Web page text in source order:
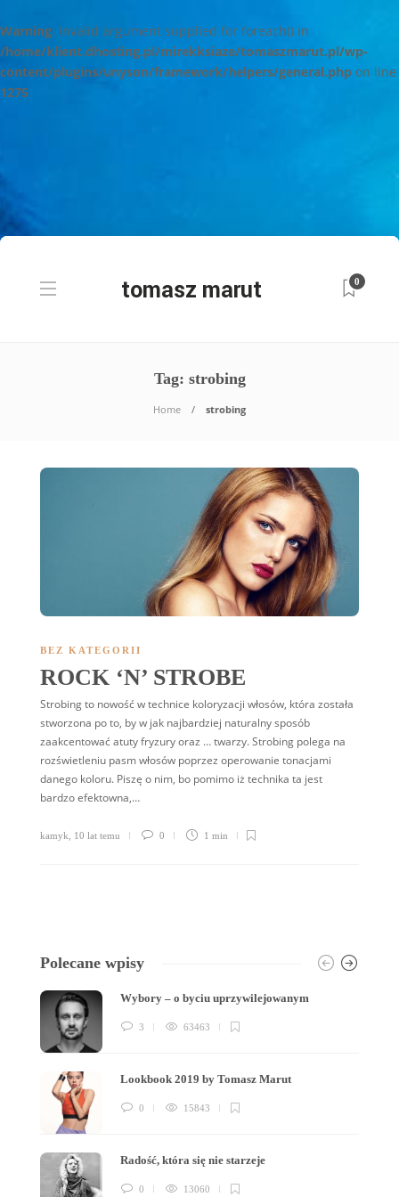
Warning: Invalid argument supplied for foreach() in
/home/klient.dhosting.pl/mirekksiaze/tomaszmarut.pl/wp-
content/plugins/unyson/framework/helpers/general.php on line
1275
0
Tag: strobing
Home strobing
BEZ KATEGORII
ROCK ‘N’ STROBE
Strobing to nowość w technice koloryzacji włosów, która została
stworzona po to, by w jak najbardziej naturalny sposób
zaakcentować atuty fryzury oraz … twarzy. Strobing polega na
rozświetleniu pasm włosów poprzez operowanie tonacjami
danego koloru. Piszę o nim, bo pomimo iż technika ta jest
bardzo efektowna,…
kamyk 10 lat temu 0 1 min
Polecane wpisy
Wybory – o byciu uprzywilejowanym
3 63463
Lookbook 2019 by Tomasz Marut
0 15843
Radość, która się nie starzeje
0 13060